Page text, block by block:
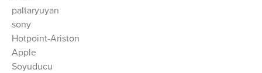
paltaryuyan
sony
Hotpoint-Ariston
Apple
Soyuducu